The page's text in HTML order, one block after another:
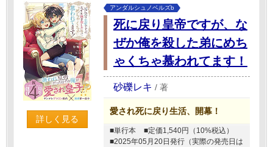
詳しく見る
アンダルシュノベルズb
死に戻り皇帝ですが、な
ぜか俺を殺した弟にめち
ゃくちゃ慕われてます！
砂礫レキ / 著
愛され死に戻り生活、開幕！
■単行本
■定価1,540円（10%税込）
■2025年05月20日発行（実際の発売日は